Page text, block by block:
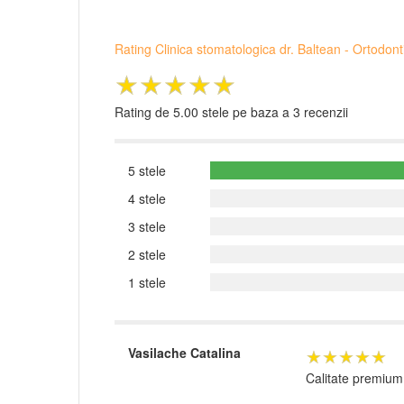
Rating Clinica stomatologica dr. Baltean -
★★★★★
Rating de 5.00 stele pe baza a 3 recenzii
5 stele
4 stele
3 stele
2 stele
1 stele
Vasilache Catalina ★★★★★
Calitate